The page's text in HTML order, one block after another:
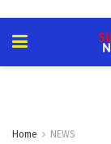
Home NEWS